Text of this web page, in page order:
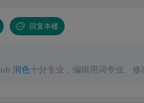
回复本楼
润色十分专业，编辑用词专业、修